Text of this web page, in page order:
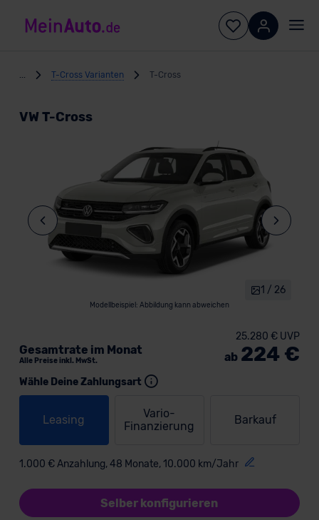
T-Cross Varianten T-Cross
VW T-Cross
Modellbeispiel: Abbildung kann abweichen
1 / 26
Wähle Deine Zahlungsart
Leasing
Vario-
Finanzierung
Barkauf
1.000 € Anzahlung, 48 Monate, 10.000 km/Jahr
Gesamtrate im Monat
Alle Preise inkl. MwSt.
25.280 € UVP
ab 224 €
Selber konfigurieren